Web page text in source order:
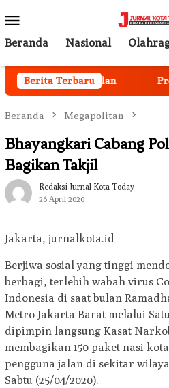
ke
kontenMobile
Beranda Nasional
Berita Terbaru
Mulai Berjalan
Beranda Megapolitan
Bhayangkari Cabang
Bagikan Takjil
Redaksi Jurnal Kota Today
26 April 2020
Jakarta, jurnalkota.id
Berjiwa sosial yang tinggi
berbagi, terlebih wabah virus
Indonesia di saat bulan
Metro Jakarta Barat melalui
dipimpin langsung Kasat
membagikan 150 paket nasi
pengguna jalan di sekitar
Sabtu (25/04/2020).